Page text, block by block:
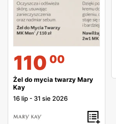
110 00
Żel do mycia twarzy Mary
Kay
16 lip - 31 sie 2026